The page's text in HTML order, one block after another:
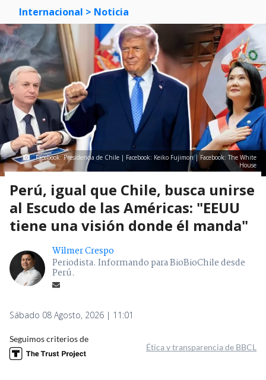
Internacional > Noticia
Facebook: Presidencia de Chile | Facebook: Keiko Fujimori | Facebook: The White
House
Perú, igual que Chile, busca unirse
al Escudo de las Américas: "EEUU
tiene una visión donde él manda"
Wilmer Crespo
Periodista. Informando para BioBioChile desde
Perú.
Sábado 08 Agosto, 2026 | 11:01
Seguimos criterios de
Ética y transparencia de BBCL